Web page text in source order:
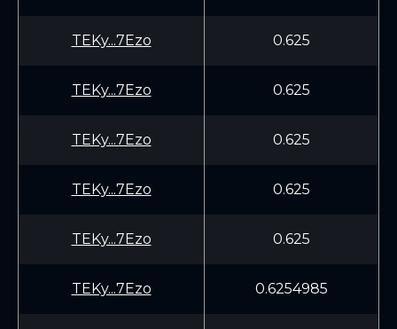
TEKy...7Ezo 0.625
TEKy...7Ezo 0.625
TEKy...7Ezo 0.625
TEKy...7Ezo 0.625
TEKy...7Ezo 0.625
TEKy...7Ezo 0.6254985